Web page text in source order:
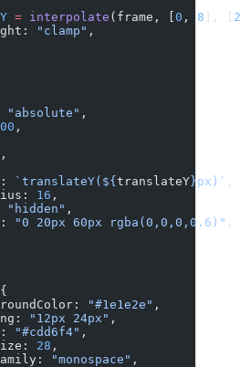
= interpolate (frame, [ 0 , 8 ], [
"clamp" ,
"absolute" ,
,
,
`translateY(${ translateY }px)` ,
16 ,
"hidden" ,
"0 20px 60px rgba(0,0,0,0.6)" ,
"#1e1e2e" ,
"12px 24px" ,
"#cdd6f4" ,
28 ,
"monospace" ,